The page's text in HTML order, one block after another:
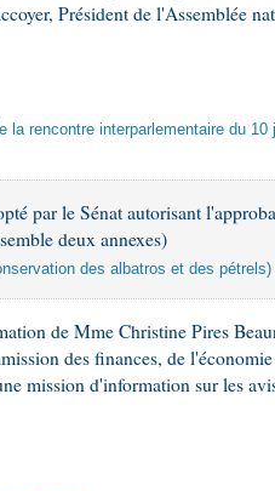
Président de l'Assemblée
la rencontre interparlementaire du
par le Sénat autorisant
deux annexes)
des albatros et des pétrels)
de Mme Christine Pires
des finances, de
mission d'information sur les